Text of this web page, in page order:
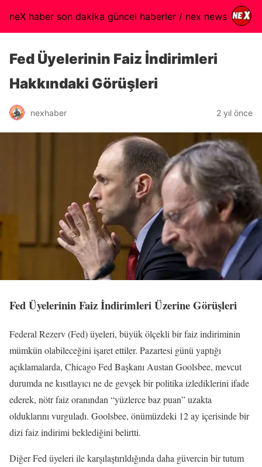
neX haber son dakika güncel haberler / nex news
Fed Üyelerinin Faiz İndirimleri
Hakkındaki Görüşleri
nexhaber 2 yıl önce
Fed Üyelerinin Faiz İndirimleri Üzerine Görüşleri
Federal Rezerv (Fed) üyeleri, büyük ölçekli bir faiz indiriminin
mümkün olabileceğini işaret ettiler. Pazartesi günü yaptığı
açıklamalarda, Chicago Fed Başkanı Austan Goolsbee, mevcut
durumda ne kısıtlayıcı ne de gevşek bir politika izlediklerini ifade
ederek, nötr faiz oranından “yüzlerce baz puan” uzakta
olduklarını vurguladı. Goolsbee, önümüzdeki 12 ay içerisinde bir
dizi faiz indirimi beklediğini belirtti.
Diğer Fed üyeleri ile karşılaştırıldığında daha güvercin bir tutum